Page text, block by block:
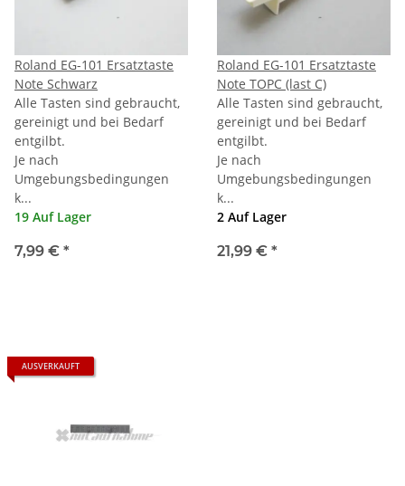
Roland EG-101 Ersatztaste
Note Schwarz
Alle Tasten sind gebraucht,
gereinigt und bei Bedarf
entgilbt.
Je nach
Umgebungsbedingungen
k...
19 Auf Lager
7,99 € *
Roland EG-101 Ersatztaste
Note TOPC (last C)
Alle Tasten sind gebraucht,
gereinigt und bei Bedarf
entgilbt.
Je nach
Umgebungsbedingungen
k...
2 Auf Lager
21,99 € *
AUSVERKAUFT